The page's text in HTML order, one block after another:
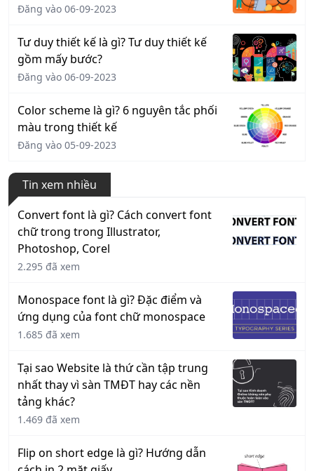
Đăng vào 06-09-2023
Tư duy thiết kế là gì? Tư duy thiết kế
gồm mấy bước?
Đăng vào 06-09-2023
Color scheme là gì? 6 nguyên tắc phối
màu trong thiết kế
Đăng vào 05-09-2023
Tin xem nhiều
Convert font là gì? Cách convert font
chữ trong trong Illustrator,
Photoshop, Corel
2.295 đã xem
Monospace font là gì? Đặc điểm và
ứng dụng của font chữ monospace
1.685 đã xem
Tại sao Website là thứ cần tập trung
nhất thay vì sàn TMĐT hay các nền
tảng khác?
1.469 đã xem
Flip on short edge là gì? Hướng dẫn